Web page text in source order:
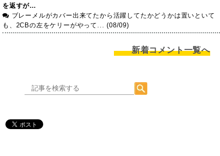
を返すが…
ブレーメルがカバー出来てたから活躍してたかどうかは置いといて
も、2CBの左をケリーがやって... (08/09)
新着コメント一覧へ